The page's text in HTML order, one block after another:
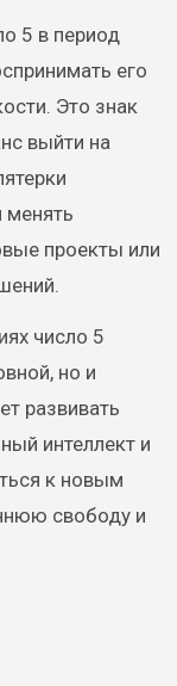
5 в период
его
Это знак
выйти на
менять
проекты или
число 5
но и
развивать
интеллект и
к новым
свободу и